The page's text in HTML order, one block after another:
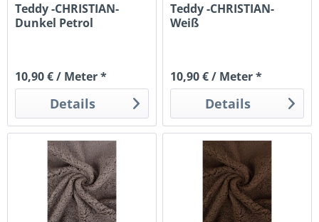
Teddy -CHRISTIAN-
Dunkel Petrol
10,90 € / Meter *
Details
Teddy -CHRISTIAN-
Weiß
10,90 € / Meter *
Details